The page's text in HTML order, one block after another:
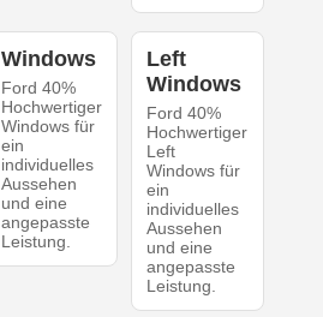
Windows
Ford 40%
Hochwertiger
Windows für
ein
individuelles
Aussehen
und eine
angepasste
Leistung.
Left
Windows
Ford 40%
Hochwertiger
Left
Windows für
ein
individuelles
Aussehen
und eine
angepasste
Leistung.